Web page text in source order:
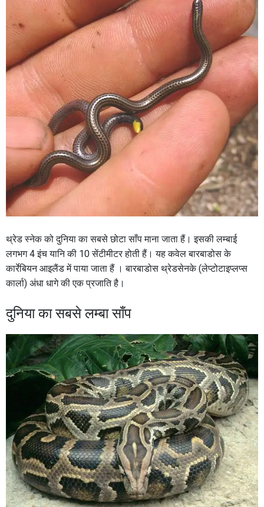
थ्रेड स्नेक को दुनिया का सबसे छोटा साँप माना जाता हैं। इसकी लम्बाई
लगभग 4 इंच यानि की 10 सेंटीमीटर होती हैं। यह कवेल बारबाडोस के
कार्रेबियन आइलैंड में पाया जाता हैं । बारबाडोस थ्रेडसेनके (लेप्टोटाइप्लप्स
कार्ला) अंधा धागे की एक प्रजाति है।
दुनिया का सबसे लम्बा साँप